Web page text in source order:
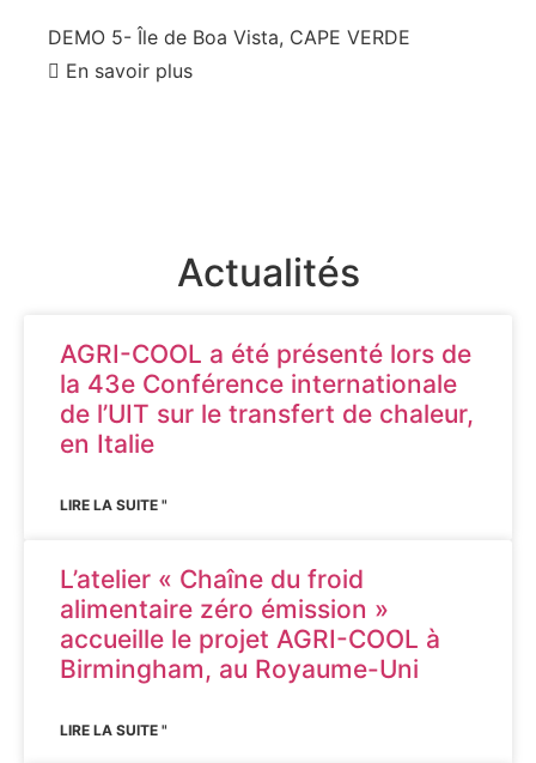
DEMO 5- Île de Boa Vista, CAPE VERDE
En savoir plus
Actualités
AGRI-COOL a été présenté lors de
la 43e Conférence internationale
de l’UIT sur le transfert de chaleur,
en Italie
LIRE LA SUITE "
L’atelier « Chaîne du froid
alimentaire zéro émission »
accueille le projet AGRI-COOL à
Birmingham, au Royaume-Uni
LIRE LA SUITE "